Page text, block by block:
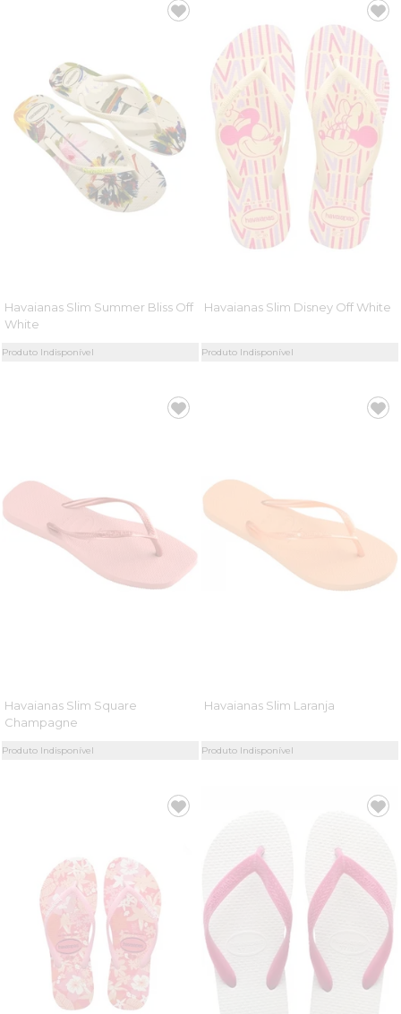
Havaianas Slim Summer Bliss Off
White
Produto Indisponível
Havaianas Slim Disney Off White
Produto Indisponível
Havaianas Slim Square
Champagne
Produto Indisponível
Havaianas Slim Laranja
Produto Indisponível